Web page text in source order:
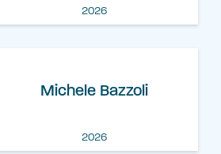
2026
Michele Bazzoli
2026